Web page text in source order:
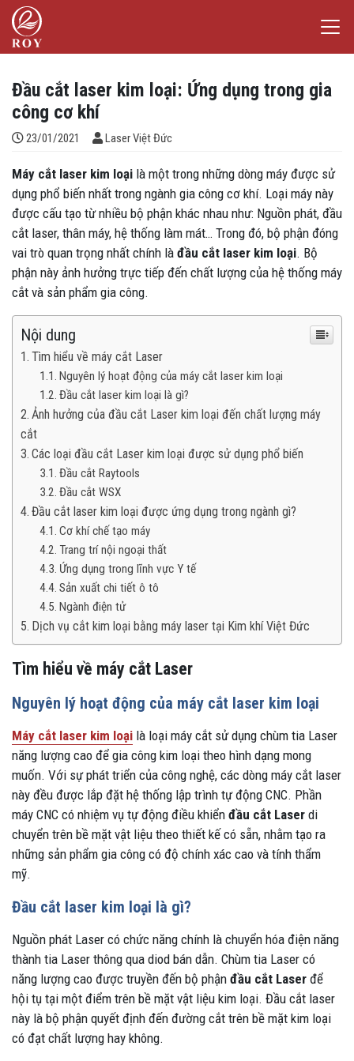
Chuyển đến nội dung
Laser Việt Đức
Đầu cắt laser kim loại: Ứng dụng trong gia
công cơ khí
23/01/2021 Đăng bởi
Laser Việt Đức
Máy cắt laser kim loại là một trong những dòng máy được sử
dụng phổ biến nhất trong ngành gia công cơ khí. Loại máy này
được cấu tạo từ nhiều bộ phận khác nhau như: Nguồn phát, đầu
cắt laser, thân máy, hệ thống làm mát… Trong đó, bộ phận đóng
vai trò quan trọng nhất chính là đầu cắt laser kim loại. Bộ
phận này ảnh hưởng trực tiếp đến chất lượng của hệ thống máy
cắt và sản phẩm gia công.
Nội dung
Tìm hiểu về máy cắt Laser
Nguyên lý hoạt động của máy cắt laser kim loại
Đầu cắt laser kim loại là gì?
Ảnh hưởng của đầu cắt Laser kim loại đến chất lượng máy
cắt
Các loại đầu cắt Laser kim loại được sử dụng phổ biến
Đầu cắt Raytools
Đầu cắt WSX
Đầu cắt laser kim loại được ứng dụng trong ngành gì?
Cơ khí chế tạo máy
Trang trí nội ngoại thất
Ứng dụng trong lĩnh vực Y tế
Sản xuất chi tiết ô tô
Ngành điện tử
Dịch vụ cắt kim loại bằng máy laser tại Kim khí Việt Đức
Tìm hiểu về máy cắt Laser
Nguyên lý hoạt động của máy cắt laser kim loại
Máy cắt laser kim loại là loại máy cắt sử dụng chùm tia Laser
năng lượng cao để gia công kim loại theo hình dạng mong
muốn. Với sự phát triển của công nghệ, các dòng máy cắt laser
này đều được lắp đặt hệ thống lập trình tự động CNC. Phần
máy CNC có nhiệm vụ tự động điều khiển đầu cắt Laser di
chuyển trên bề mặt vật liệu theo thiết kế có sẵn, nhằm tạo ra
những sản phẩm gia công có độ chính xác cao và tính thẩm
mỹ.
Đầu cắt laser kim loại là gì?
Nguồn phát Laser có chức năng chính là chuyển hóa điện năng
thành tia Laser thông qua diod bán dẫn. Chùm tia Laser có
năng lượng cao được truyền đến bộ phận đầu cắt Laser để
hội tụ tại một điểm trên bề mặt vật liệu kim loại. Đầu cắt laser
này là bộ phận quyết định đến đường cắt trên bề mặt kim loại
có đạt chất lượng hay không.